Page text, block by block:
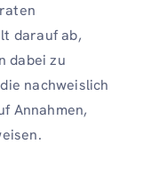
darauf ab,
dabei zu
nachweislich
Annahmen,